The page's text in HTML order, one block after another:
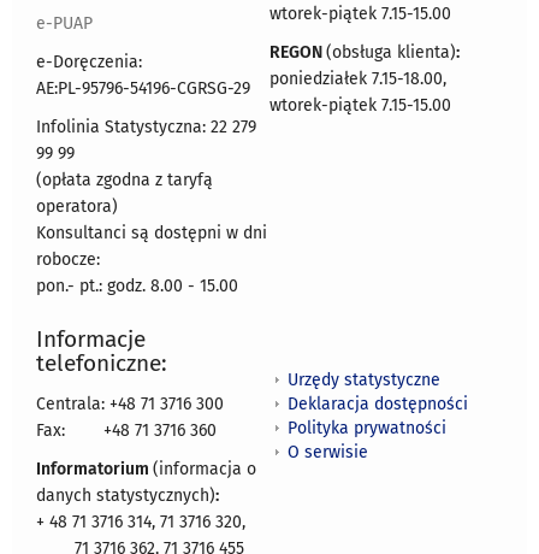
e-PUAP
e-Doręczenia:
AE:PL-95796-54196-CGRSG-29
Infolinia Statystyczna: 22 279
99 99
(opłata zgodna z taryfą
operatora)
Konsultanci są dostępni w dni
robocze:
pon.- pt.: godz. 8.00 - 15.00
wtorek-piątek 7.15-15.00
REGON(obsługa klienta):
poniedziałek 7.15-18.00,
wtorek-piątek 7.15-15.00
Informacje
telefoniczne:
Centrala: +48 71 3716 300
Fax:
+48 71 3716 360
Informatorium (informacja o
danych statystycznych):
+ 48 71 3716 314, 71 3716 320,
71 3716 362, 71 3716 455
Urzędy statystyczne
Deklaracja dostępności
Polityka prywatności
O serwisie